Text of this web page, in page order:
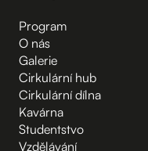
Program
O nás
Galerie
Cirkulární hub
Cirkulární dílna
Kavárna
Studentstvo
Vzdělávání